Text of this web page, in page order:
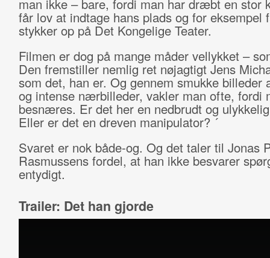
man ikke – bare, fordi man har dræbt en stor
får lov at indtage hans plads og for eksempel
stykker op på Det Kongelige Teater.
Filmen er dog på mange måder vellykket –
Den fremstiller nemlig ret nøjagtigt Jens
som det, han er. Og gennem smukke billeder
og intense nærbilleder, vakler man ofte, fordi
besnæres. Er det her en nedbrudt og
Eller er det en dreven manipulator? ´
Svaret er nok både-og. Og det taler til Jonas
Rasmussens fordel, at han ikke besvarer
entydigt.
Trailer: Det han gjorde